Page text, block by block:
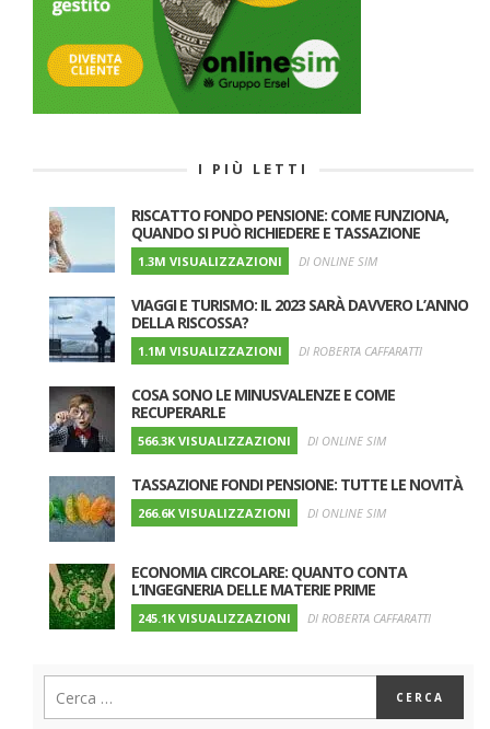
I PIÙ LETTI
RISCATTO FONDO PENSIONE: COME FUNZIONA,
QUANDO SI PUÒ RICHIEDERE E TASSAZIONE
1.3M VISUALIZZAZIONI DI ONLINE SIM
VIAGGI E TURISMO: IL 2023 SARÀ DAVVERO L’ANNO
DELLA RISCOSSA?
1.1M VISUALIZZAZIONI DI ROBERTA CAFFARATTI
COSA SONO LE MINUSVALENZE E COME
RECUPERARLE
566.3K VISUALIZZAZIONI DI ONLINE SIM
TASSAZIONE FONDI PENSIONE: TUTTE LE NOVITÀ
266.6K VISUALIZZAZIONI DI ONLINE SIM
ECONOMIA CIRCOLARE: QUANTO CONTA
L’INGEGNERIA DELLE MATERIE PRIME
245.1K VISUALIZZAZIONI DI ROBERTA CAFFARATTI